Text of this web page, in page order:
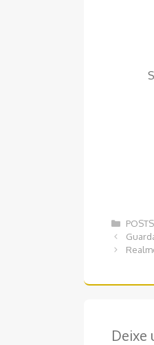
POSTS
de
Deixe